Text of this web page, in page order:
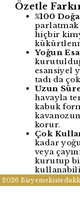
Özetle
%100
hiçbir
Yoğun
esansiyel
tadı da
Uzun
havayla
kabuk
korur.
Çok
kadar
veya
kurutup